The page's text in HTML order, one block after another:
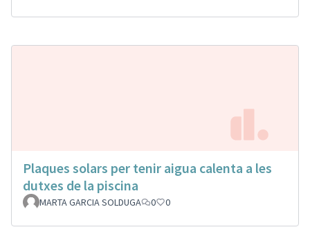
Plaques solars per tenir aigua calenta a les
dutxes de la piscina
MARTA GARCIA SOLDUGA 0 0